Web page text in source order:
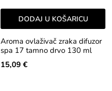
DODAJ U KOŠARICU
Aroma ovlaživač zraka difuzor
spa 17 tamno drvo 130 ml
15,09 €